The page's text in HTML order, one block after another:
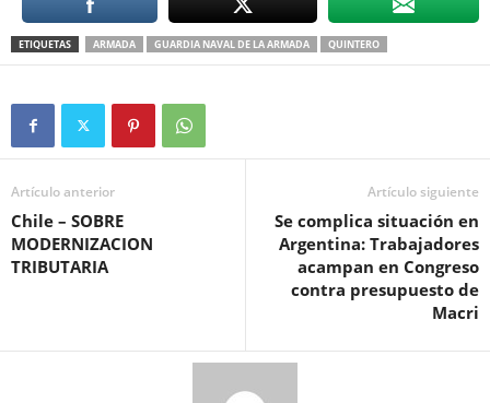
ETIQUETAS ARMADA GUARDIA NAVAL DE LA ARMADA QUINTERO
Artículo anterior
Chile – SOBRE
MODERNIZACION
TRIBUTARIA
Artículo siguiente
Se complica situación en
Argentina: Trabajadores
acampan en Congreso
contra presupuesto de
Macri